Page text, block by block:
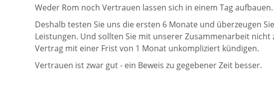
Weder Rom noch Vertrauen lassen sich in einem Tag aufbauen.
Deshalb testen Sie uns die ersten 6 Monate und überzeugen
Leistungen. Und sollten Sie mit unserer Zusammenarbeit
Vertrag mit einer Frist von 1 Monat unkompliziert kündigen.
Vertrauen ist zwar gut - ein Beweis zu gegebener Zeit besser.